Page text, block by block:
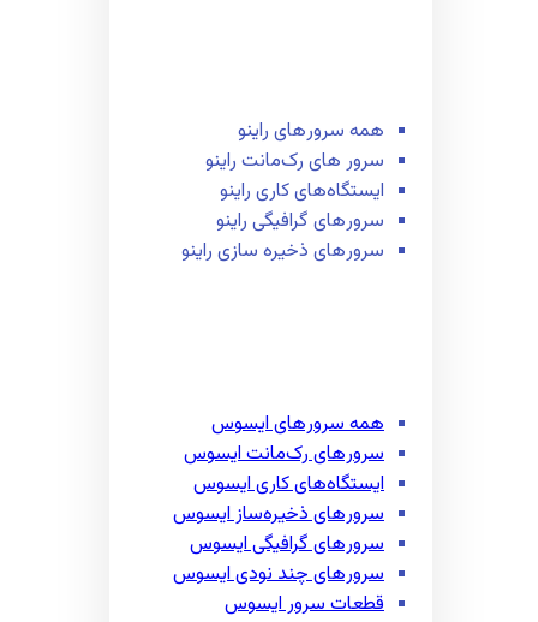
همه سرور‌های راینو
سرور ‌های رک‌مانت راینو
ایستگاه‌های کاری راینو
سرور‌های گرافیگی راینو
سرور‌های ذخیره سازی راینو
همه سرور‌های ایسوس
سرور‌های رک‌مانت ایسوس
ایستگاه‌های کاری ایسوس
سرور‌های ذخیره‌ساز ایسوس
سرور‌های گرافیگی ایسوس
سرور‌های چند نودی ایسوس
قطعات سرور ایسوس